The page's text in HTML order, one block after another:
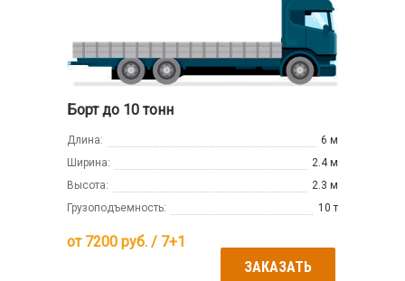
Борт до 10 тонн
Длина:
6 м
Ширина:
2.4 м
Высота:
2.3 м
Грузоподъемность:
10 т
от 7200 руб. / 7+1
ЗАКАЗАТЬ